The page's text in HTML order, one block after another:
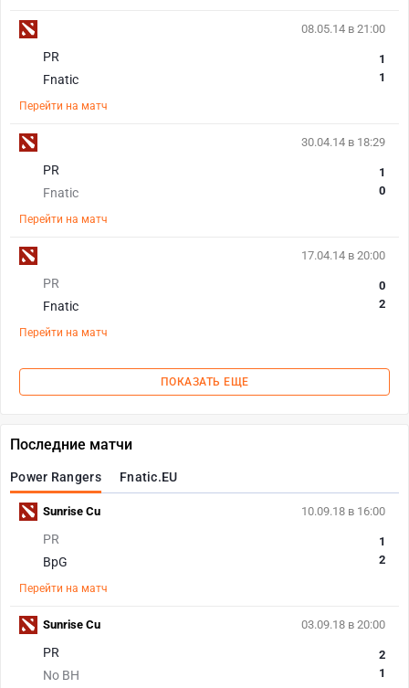
08.05.14 в 21:00
PR
Fnatic
1
1
Перейти на матч
30.04.14 в 18:29
PR
Fnatic
1
0
Перейти на матч
17.04.14 в 20:00
PR
Fnatic
0
2
Перейти на матч
ПОКАЗАТЬ ЕЩЕ
Последние матчи
Power Rangers Fnatic.EU
10.09.18 в 16:00
PR
BpG
1
2
Перейти на матч
Sunrise Cu
03.09.18 в 20:00
PR
No BH
2
1
Sunrise Cu